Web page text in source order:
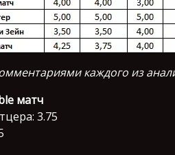
каждого из
матч
3.75